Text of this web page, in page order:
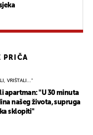
PRIČA
VRIŠTALI..."
apartman: "U 30 minuta
našeg života, supruga
sklopiti"